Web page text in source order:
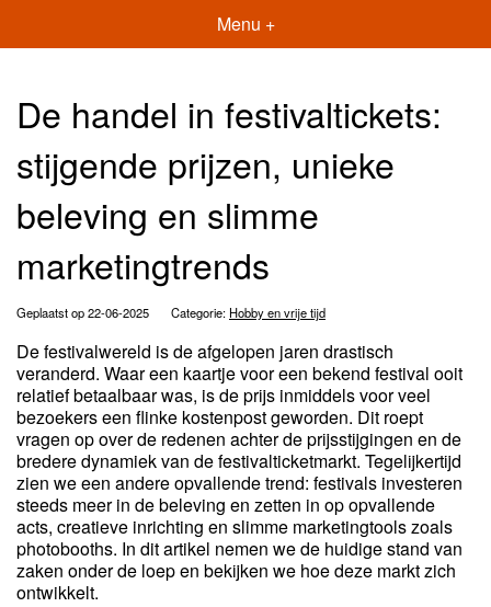
Menu +
De handel in festivaltickets:
stijgende prijzen, unieke
beleving en slimme
marketingtrends
Geplaatst op 22-06-2025 Categorie: Hobby en vrije tijd
De festivalwereld is de afgelopen jaren drastisch
veranderd. Waar een kaartje voor een bekend festival ooit
relatief betaalbaar was, is de prijs inmiddels voor veel
bezoekers een flinke kostenpost geworden. Dit roept
vragen op over de redenen achter de prijsstijgingen en de
bredere dynamiek van de festivalticketmarkt. Tegelijkertijd
zien we een andere opvallende trend: festivals investeren
steeds meer in de beleving en zetten in op opvallende
acts, creatieve inrichting en slimme marketingtools zoals
photobooths. In dit artikel nemen we de huidige stand van
zaken onder de loep en bekijken we hoe deze markt zich
ontwikkelt.